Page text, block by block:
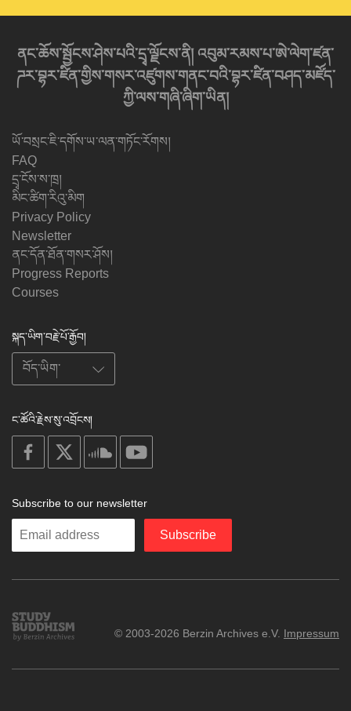
ནང་ཆོས་སྦྱོངས་ཤེས་པའི་དྲྭ་ལྗོངས་ནི། འབུམ་རམས་པ་ཨེ་ལེག་ཛན་
ཌར་བྷར་ཛིན་གྱིས་གསར་འཛུགས་གནང་བའི་བྷར་ཛིན་བཤད་མཛོད་
ཀྱི་ལས་གཞི་ཞིག་ཡིན།
ཡོ་བསྲང་ཇི་དགོས་ཡ་ལན་གཏོང་རོགས།
FAQ
དྲྭ་ངོས་ས་ཁྲ།
མིང་ཚིག་རིའུ་མིག
Privacy Policy
Newsletter
ནང་དོན་ཐོན་གསར་ཤོས།
Progress Reports
Courses
སྐད་ཡིག་བརྗེ་པོ་རྒྱོབ།
ང་ཚོའི་རྗེས་སུ་འབྲོངས།
on
facebook
soundcloud
Subscribe to our newsletter
Enter
Subscribe
Study
Buddhism
© 2003-2026 Berzin Archives e.V. Impressum